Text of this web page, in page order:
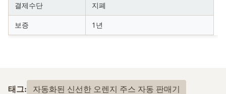
결제수단 지폐
보증 1년
태그: 자동화된 신선한 오렌지 주스 자동 판매기